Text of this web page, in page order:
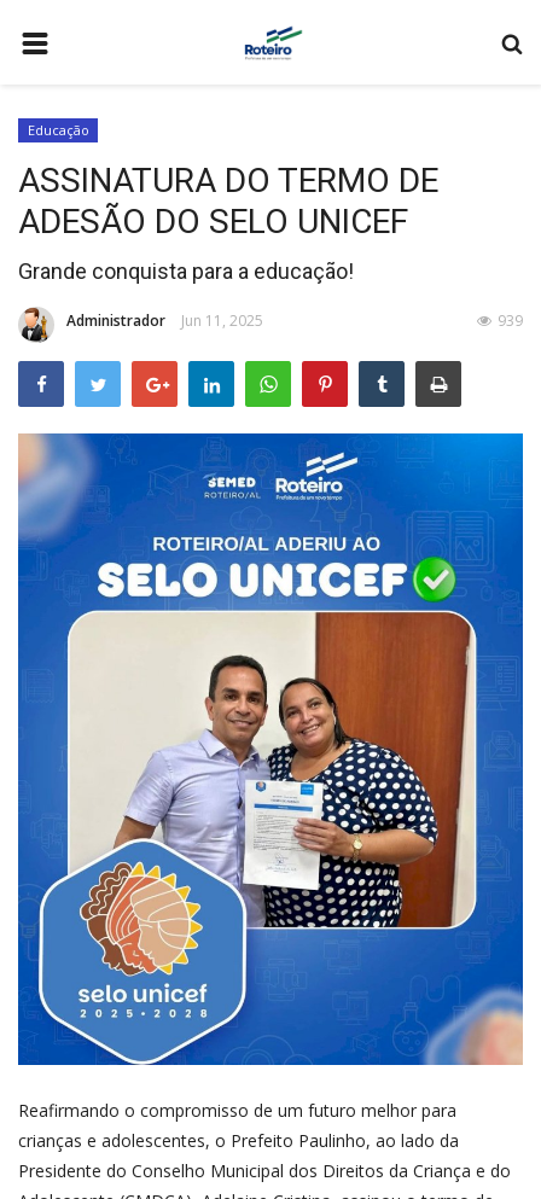
A CIDADE
WEB MAIL
SECRETARIAS
MEIO AMBIENTE
EDUCAÇÃO
ESPORTES
FALE CONOSCO
Educação
ASSINATURA DO TERMO DE
ADESÃO DO SELO UNICEF
Grande conquista para a educação!
Administrador Jun 11, 2025 939
Reafirmando o compromisso de um futuro melhor para
crianças e adolescentes, o Prefeito Paulinho, ao lado da
Presidente do Conselho Municipal dos Direitos da Criança e do